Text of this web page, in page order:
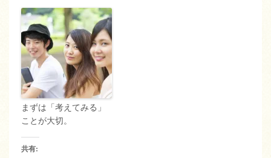
まずは「考えてみる」
ことが大切。
共有: